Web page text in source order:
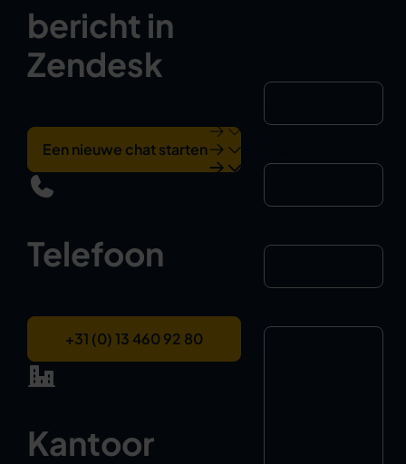
bericht in
Zendesk
Een nieuwe chat starten
Telefoon
+31 (0) 13 460 92 80
Kantoor